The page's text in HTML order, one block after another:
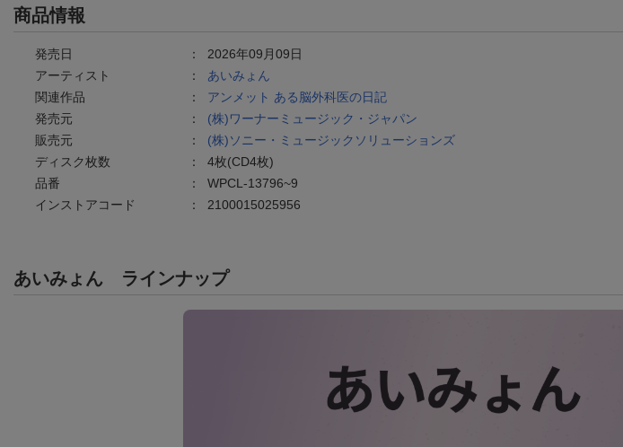
商品情報
発売日 ： 2026年09月09日
アーティスト
： あいみょん
関連作品
： アンメット ある脳外科医の日記
発売元
： (株)ワーナーミュージック・ジャパン
販売元
： (株)ソニー・ミュージックソリューションズ
ディスク枚数
： 4枚(CD4枚)
品番
： WPCL-13796~9
インストアコード
： 2100015025956
あいみょん ラインナップ